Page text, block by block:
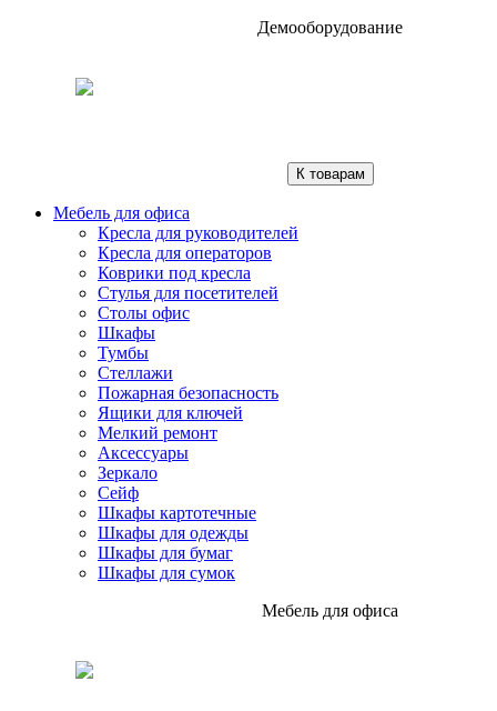
Демооборудование
К товарам
Мебель для офиса
Кресла для руководителей
Кресла для операторов
Коврики под кресла
Стулья для посетителей
Столы офис
Шкафы
Тумбы
Стеллажи
Пожарная безопасность
Ящики для ключей
Мелкий ремонт
Аксессуары
Зеркало
Сейф
Шкафы картотечные
Шкафы для одежды
Шкафы для бумаг
Шкафы для сумок
Мебель для офиса